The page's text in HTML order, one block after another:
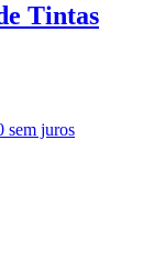
Tintas
sem juros